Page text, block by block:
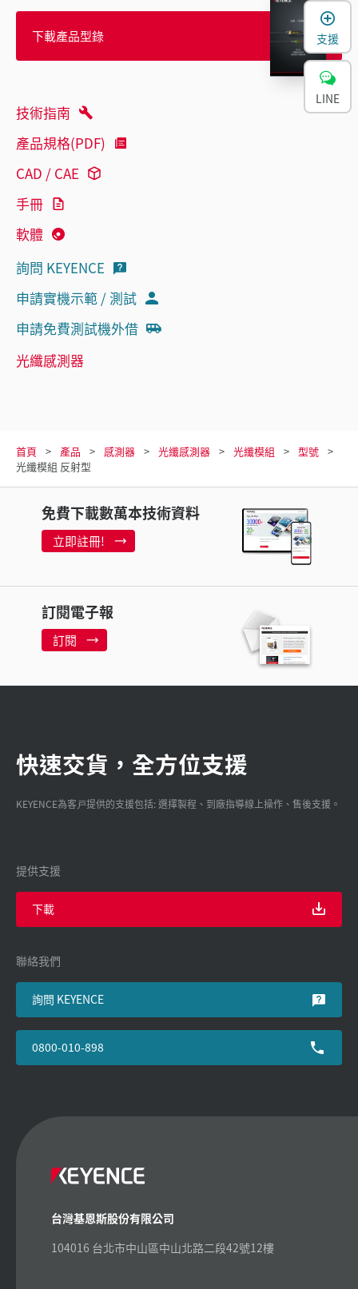
下載產品型錄
技術指南
產品規格(PDF)
CAD / CAE
手冊
軟體
詢問 KEYENCE
申請實機示範 / 測試
申請免費測試機外借
光纖感測器
首頁 產品 感測器 光纖感測器 光纖模組
型號
光纖模組 反射型
免費下載數萬本技術資料
立即註冊!
訂閱電子報
訂閱
快速交貨，全方位支援
KEYENCE為客戸提供的支援包括: 選擇製程、到廠指導線上操作、售後支援。
提供支援
下載
聯絡我們
詢問 KEYENCE
0800-010-898
台灣基恩斯股份有限公司
104016 台北市中山區中山北路二段42號12樓
支援
LINE